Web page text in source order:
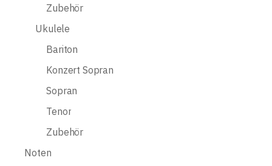
Zubehör
Ukulele
Bariton
Konzert Sopran
Sopran
Tenor
Zubehör
Noten